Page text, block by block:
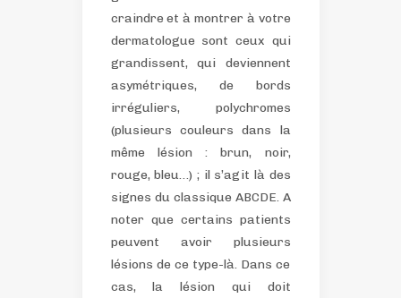
craindre et à montrer à votre
dermatologue sont ceux qui
grandissent, qui deviennent
asymétriques, de bords
irréguliers, polychromes
(plusieurs couleurs dans la
même lésion : brun, noir,
rouge, bleu…) ; il s’agit là des
signes du classique ABCDE. A
noter que certains patients
peuvent avoir plusieurs
lésions de ce type-là. Dans ce
cas, la lésion qui doit